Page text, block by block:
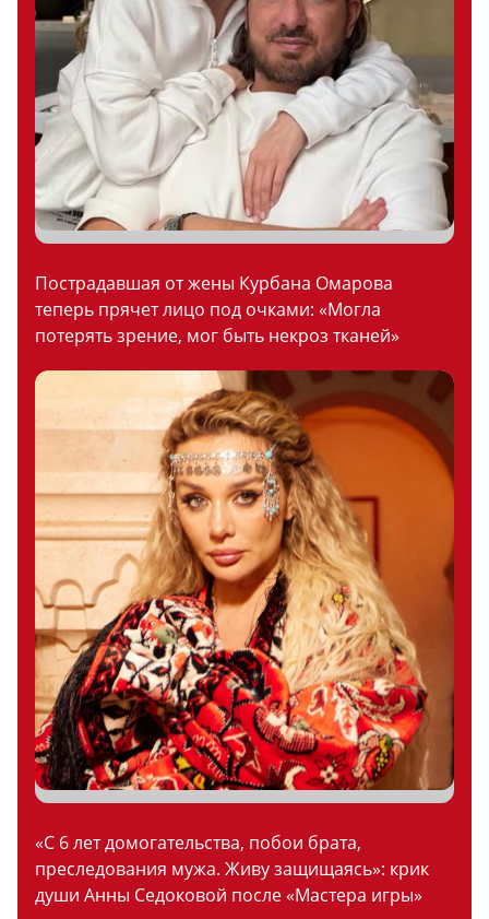
Пострадавшая от жены Курбана Омарова
теперь прячет лицо под очками: «Могла
потерять зрение, мог быть некроз тканей»
«С 6 лет домогательства, побои брата,
преследования мужа. Живу защищаясь»: крик
души Анны Седоковой после «Мастера игры»